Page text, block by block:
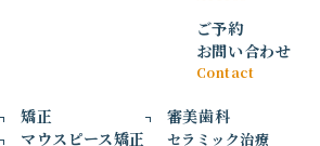
ご予約
お問い合わせ
Contact
矯正
マウスピース矯正
審美歯科
セラミック治療
を提供する歯科医院として、さま